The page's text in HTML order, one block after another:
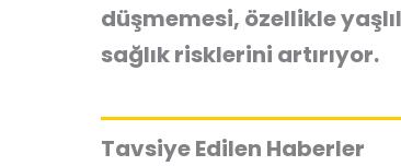
düşmemesi, özellikle
sağlık risklerini artırıyor.
Tavsiye Edilen Haberler